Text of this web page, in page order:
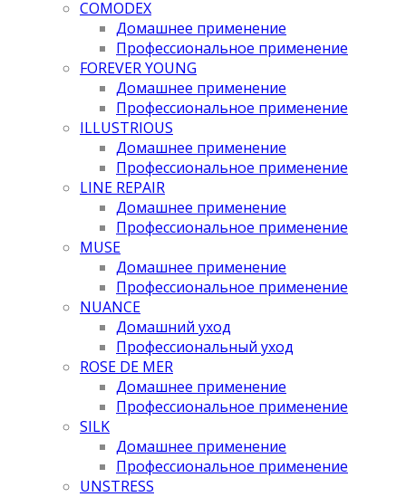
COMODEX
Домашнее применение
Профессиональное применение
FOREVER YOUNG
Домашнее применение
Профессиональное применение
ILLUSTRIOUS
Домашнее применение
Профессиональное применение
LINE REPAIR
Домашнее применение
Профессиональное применение
MUSE
Домашнее применение
Профессиональное применение
NUANCE
Домашний уход
Профессиональный уход
ROSE DE MER
Домашнее применение
Профессиональное применение
SILK
Домашнее применение
Профессиональное применение
UNSTRESS